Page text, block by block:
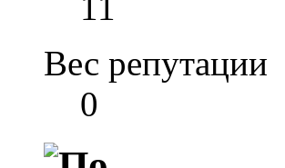
Вес репутации
0